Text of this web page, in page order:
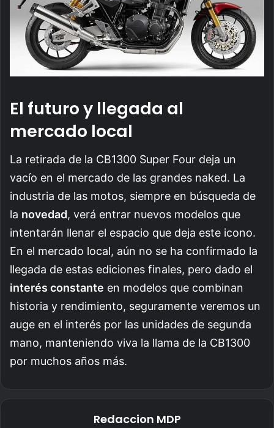
El futuro y llegada al
mercado local
La retirada de la CB1300 Super Four deja un
vacío en el mercado de las grandes naked. La
industria de las motos, siempre en búsqueda de
la novedad, verá entrar nuevos modelos que
intentarán llenar el espacio que deja este icono.
En el mercado local, aún no se ha confirmado la
llegada de estas ediciones finales, pero dado el
interés constante en modelos que combinan
historia y rendimiento, seguramente veremos un
auge en el interés por las unidades de segunda
mano, manteniendo viva la llama de la CB1300
por muchos años más.
Redaccion MDP